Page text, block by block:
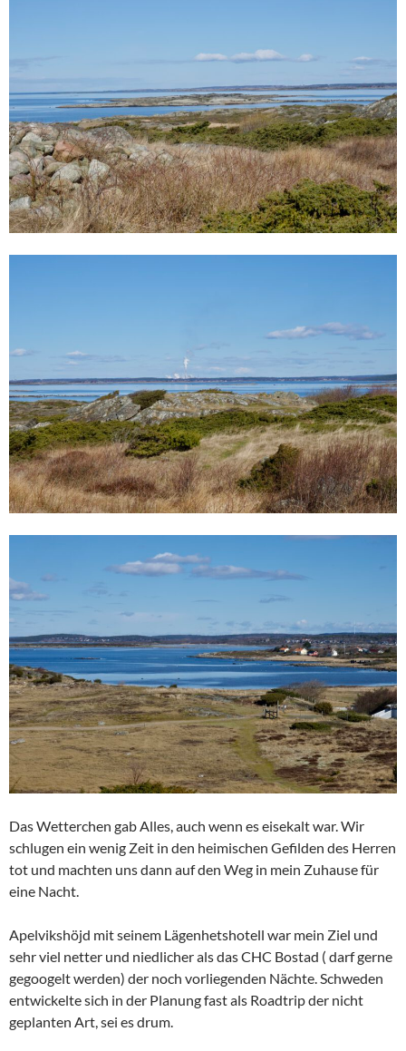
Das Wetterchen gab Alles, auch wenn es eisekalt war. Wir
schlugen ein wenig Zeit in den heimischen Gefilden des Herren
tot und machten uns dann auf den Weg in mein Zuhause für
eine Nacht.
Apelvikshöjd mit seinem Lägenhetshotell war mein Ziel und
sehr viel netter und niedlicher als das CHC Bostad ( darf gerne
gegoogelt werden) der noch vorliegenden Nächte. Schweden
entwickelte sich in der Planung fast als Roadtrip der nicht
geplanten Art, sei es drum.